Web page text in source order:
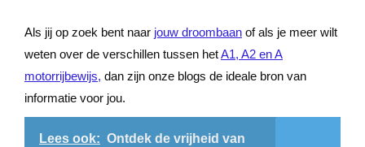
Als jij op zoek bent naar jouw droombaan of als je meer wilt
weten over de verschillen tussen hetA1, A2 en A
motorrijbewijs, dan zijn onze blogs de ideale bron van
informatie voor jou.
Lees ook: Ontdek de vrijheid van